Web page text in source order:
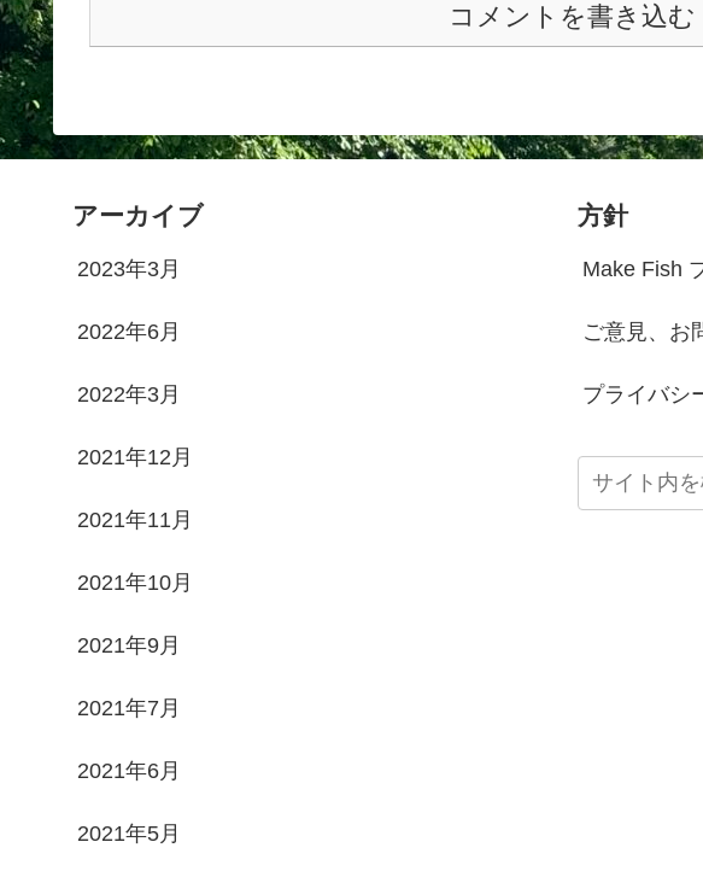
コメントを書き込む
アーカイブ
2023年3月
2022年6月
2022年3月
2021年12月
2021年11月
2021年10月
2021年9月
2021年7月
2021年6月
2021年5月
方針
Make Fish
ご意見、お
プライバシ